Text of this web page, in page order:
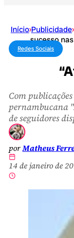
Início›Publicidade›
sucesso
Redes Sociais
Com
pernambucana
de seguidores
porMatheus
14 de janeiro de